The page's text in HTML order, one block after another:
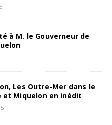
à M. le Gouverneur de
Les Outre-Mer dans le
et Miquelon en inédit